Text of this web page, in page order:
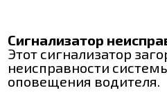
Сигнализатор
Этот сигнализатор
неисправности
оповещения водителя.